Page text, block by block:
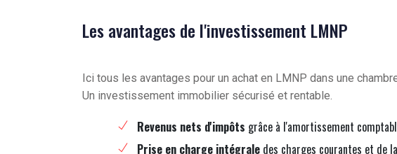
Les avantages de l'investissement LMNP
Ici tous les avantages pour un achat en LMNP dans une
Un investissement immobilier sécurisé et rentable.
Revenus nets d'impôts grâce à l'amortissement
Prise en charge intégrale des charges courantes et de